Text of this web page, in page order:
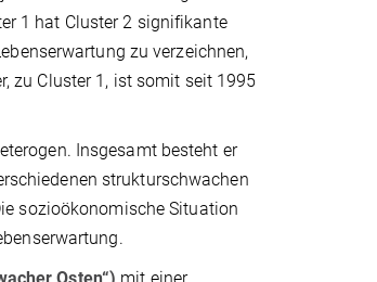
1 hat Cluster 2 signifikante
zu verzeichnen,
zu Cluster 1, ist somit seit 1995
Insgesamt besteht er
strukturschwachen
sozioökonomische Situation